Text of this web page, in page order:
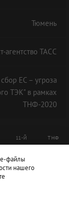
Тюмень
агентство ТАСС
ЕС – угроза
ТЭК" в рамках
ТНФ-2020
11-Й ТНФ
файлы
нашего